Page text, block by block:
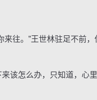
。”王世林驻足不前，
怎么办，只知道，心